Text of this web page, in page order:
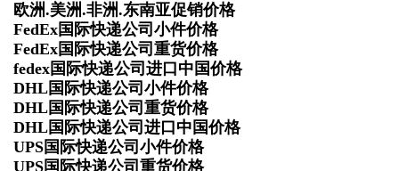
欧洲.美洲.非洲.东南亚促销价格
FedEx国际快递公司小件价格
FedEx国际快递公司重货价格
fedex国际快递公司进口中国价格
DHL国际快递公司小件价格
DHL国际快递公司重货价格
DHL国际快递公司进口中国价格
UPS国际快递公司小件价格
UPS国际快递公司重货价格